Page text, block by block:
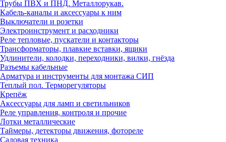
Трубы ПВХ и ПНД. Металлорукав.
Кабель-каналы и аксессуары к ним
Выключатели и розетки
Электроинструмент и расходники
Реле тепловые, пускатели и контакторы
Трансформаторы, плавкие вставки, ящики
Удлинители, колодки, переходники, вилки, гнёзда
Разъемы кабельные
Арматура и инструменты для монтажа СИП
Теплый пол. Терморегуляторы
Крепёж
Аксессуары для ламп и светильников
Реле управления, контроля и прочие
Лотки металлические
Таймеры, детекторы движения, фотореле
Садовая техника